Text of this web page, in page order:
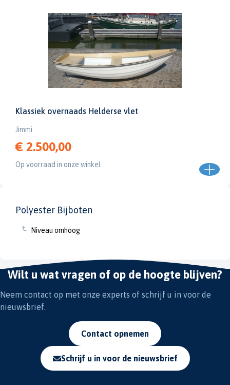
Polyester Bijboten
Niveau omhoog
Klassiek overnaads Helderse vlet
Jimmi
€ 2.500,00
Op voorraad in onze winkel
Wilt u wat vragen of op de hoogte blijven?
Neem contact op met onze experts of schrijf u in voor de
nieuwsbrief.
Contact opnemen
Schrijf u in voor de nieuwsbrief